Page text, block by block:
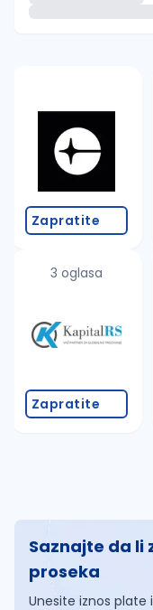
Takođe možete
proverite
povećajte
promenite
Zapratite
3 oglasa
Zapratite
Saznajte da li
proseka
Unesite iznos plate